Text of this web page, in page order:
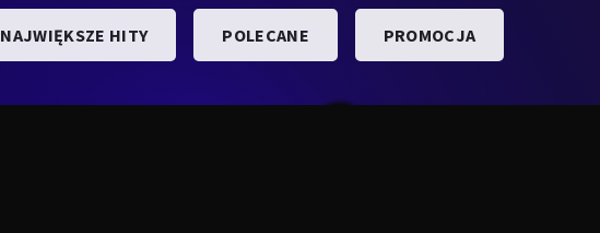
NAJWIĘKSZE HITY POLECANE PROMOCJA